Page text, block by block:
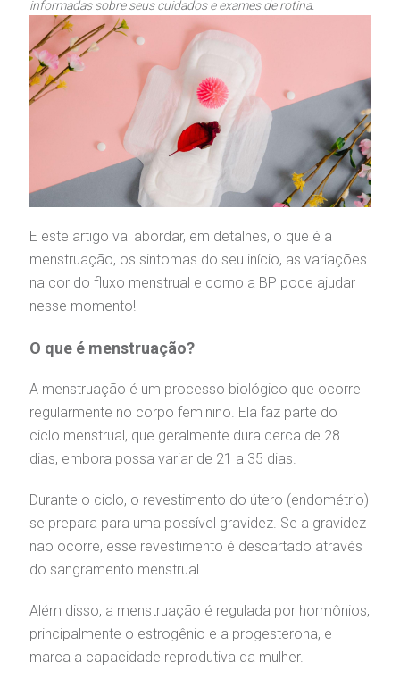
de consultas e exames
in antecipado
de exames
de Exames
SAC
A BP conta com você para melhorar sempre a qualidade do
A Ouvidoria e SAC são canais para você, cliente da BP, tirar
suas dúvidas, registrar suas reclamações ou fazer elogios
relacionados ao nosso atendimento e aos nossos serviços.
Horário de atendimento: 2ª a 6ª feira das 7h às 18h
(11)3505-1000
Fale Conosco
Hospital BP
Saiba mais
Endereço:
Rua Maestro Cardim, 769
CEP: 01323-001 | Bela Vista
São Paulo - SP
BP Mirante
e Pesquisa
do médico
de conduta
Financeiras
social da BP
corporativa
social
Telemedicina BP
Teleinterconsulta
Centro de Doenças Autoimunes
de atendimento
de Infarto SUS
de Visita
socorro
de cópia de prontuário médico
de orçamento particular
atendimento
de Oncologia e Hematologia
de Excelência em Neurologia e
de Excelência em Ortopedia
especialidades
informadas sobre seus cuidados e exames de rotina.
E este artigo vai abordar, em detalhes, o que é a
menstruação, os sintomas do seu início, as variações
na cor do fluxo menstrual e como a BP pode ajudar
nesse momento!
O que é menstruação?
A menstruação é um processo biológico que ocorre
regularmente no corpo feminino. Ela faz parte do
ciclo menstrual, que geralmente dura cerca de 28
dias, embora possa variar de 21 a 35 dias.
Durante o ciclo, o revestimento do útero (endométrio)
se prepara para uma possível gravidez. Se a gravidez
não ocorre, esse revestimento é descartado através
do sangramento menstrual.
Além disso, a menstruação é regulada por hormônios,
principalmente o estrogênio e a progesterona, e
marca a capacidade reprodutiva da mulher.